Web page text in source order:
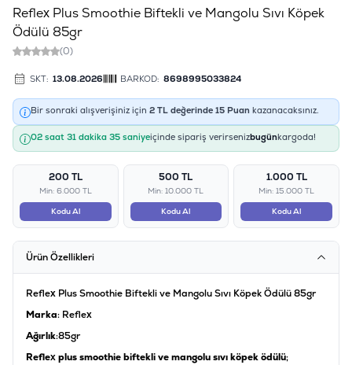
Reflex Plus Smoothie Biftekli ve Mangolu Sıvı Köpek
Ödülü 85gr
(0)
SKT: 13.08.2026 BARKOD: 8698995033824
Bir sonraki alışverişiniz için 2 TL değerinde 15 Puan kazanacaksınız.
02 saat 31 dakika 35 saniyeiçinde sipariş verirsenizbugünkargoda!
200 TL
Min: 6.000 TL
Kodu Al
500 TL
Min: 10.000 TL
Kodu Al
1.000 TL
Min: 15.000 TL
Kodu Al
Ürün Özellikleri
Reflex Plus Smoothie Biftekli ve Mangolu Sıvı Köpek Ödülü 85gr
Marka: Reflex
Ağırlık:85gr
Reflex plus smoothie biftekli ve mangolu sıvı köpek ödülü;